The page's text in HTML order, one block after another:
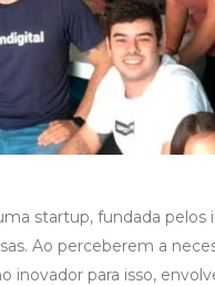
startup, fundada pelos
Ao perceberem a
inovador para isso,